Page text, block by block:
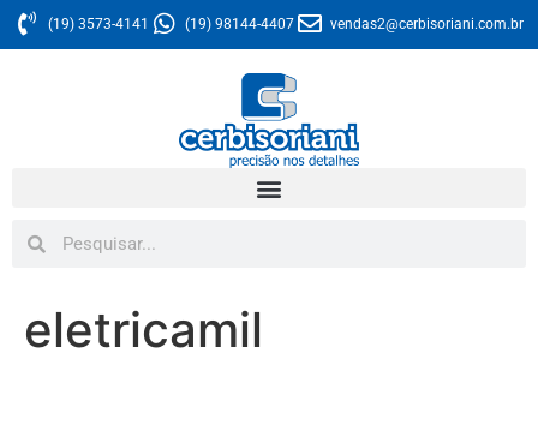
(19) 3573-4141 (19) 98144-4407 vendas2@cerbisoriani.com.br
eletricamil